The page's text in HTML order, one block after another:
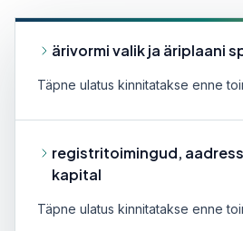
ärivormi valik ja äriplaani
Täpne ulatus kinnitatakse enne
registritoimingud,
kapital
Täpne ulatus kinnitatakse enne